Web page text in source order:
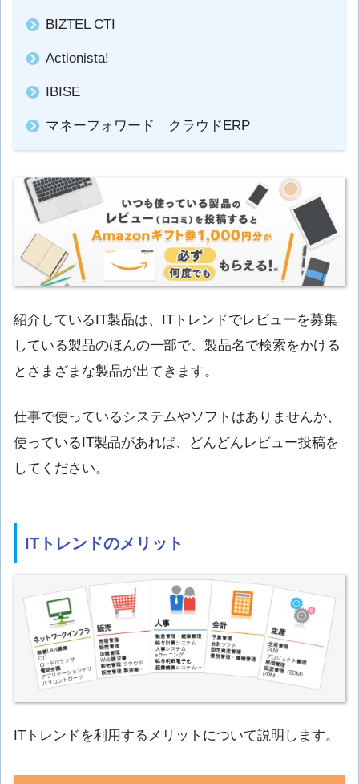
BIZTEL CTI
Actionista!
IBISE
マネーフォワード クラウドERP
紹介しているIT製品は、ITトレンドでレビューを募集
している製品のほんの一部で、製品名で検索をかける
とさまざまな製品が出てきます。
仕事で使っているシステムやソフトはありませんか、
使っているIT製品があれば、どんどんレビュー投稿を
してください。
ITトレンドのメリット
ITトレンドを利用するメリットについて説明します。